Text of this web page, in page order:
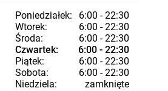
Poniedziałek:
6:00 - 22:30
Wtorek:
6:00 - 22:30
Środa:
6:00 - 22:30
Czwartek:
6:00 - 22:30
Piątek:
6:00 - 22:30
Sobota:
6:00 - 22:30
Niedziela:
zamknięte